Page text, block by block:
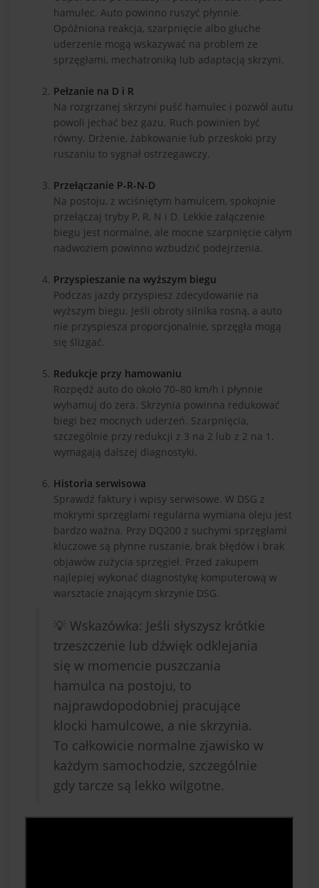
hamulec. Auto powinno ruszyć płynnie.
Opóźniona reakcja, szarpnięcie albo głuche
uderzenie mogą wskazywać na problem ze
sprzęgłami, mechatroniką lub adaptacją skrzyni.
Pełzanie na D i R
Na rozgrzanej skrzyni puść hamulec i pozwól autu
powoli jechać bez gazu. Ruch powinien być
równy. Drżenie, żabkowanie lub przeskoki przy
ruszaniu to sygnał ostrzegawczy.
Przełączanie P-R-N-D
Na postoju, z wciśniętym hamulcem, spokojnie
przełączaj tryby P, R, N i D. Lekkie załączenie
biegu jest normalne, ale mocne szarpnięcie całym
nadwoziem powinno wzbudzić podejrzenia.
Przyspieszanie na wyższym biegu
Podczas jazdy przyspiesz zdecydowanie na
wyższym biegu. Jeśli obroty silnika rosną, a auto
nie przyspiesza proporcjonalnie, sprzęgła mogą
się ślizgać.
Redukcje przy hamowaniu
Rozpędź auto do około 70–80 km/h i płynnie
wyhamuj do zera. Skrzynia powinna redukować
biegi bez mocnych uderzeń. Szarpnięcia,
szczególnie przy redukcji z 3 na 2 lub z 2 na 1,
wymagają dalszej diagnostyki.
Historia serwisowa
Sprawdź faktury i wpisy serwisowe. W DSG z
mokrymi sprzęgłami regularna wymiana oleju jest
bardzo ważna. Przy DQ200 z suchymi sprzęgłami
kluczowe są płynne ruszanie, brak błędów i brak
objawów zużycia sprzęgieł. Przed zakupem
najlepiej wykonać diagnostykę komputerową w
warsztacie znającym skrzynie DSG.
💡 Wskazówka: Jeśli słyszysz krótkie
trzeszczenie lub dźwięk odklejania
się w momencie puszczania
hamulca na postoju, to
najprawdopodobniej pracujące
klocki hamulcowe, a nie skrzynia.
To całkowicie normalne zjawisko w
każdym samochodzie, szczególnie
gdy tarcze są lekko wilgotne.